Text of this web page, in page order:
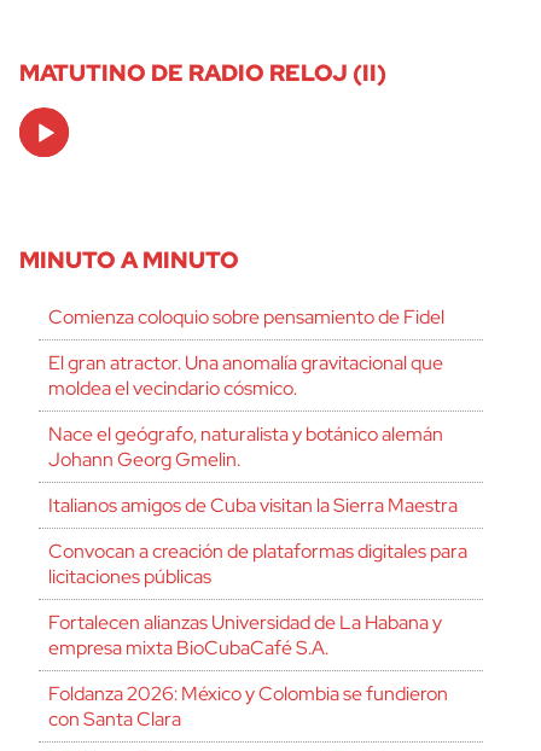
cerrar
MATUTINO DE RADIO RELOJ (II)
Audio
Player
MINUTO A MINUTO
Comienza coloquio sobre pensamiento de Fidel
El gran atractor. Una anomalía gravitacional que
moldea el vecindario cósmico.
Nace el geógrafo, naturalista y botánico alemán
Johann Georg Gmelin.
Italianos amigos de Cuba visitan la Sierra Maestra
Convocan a creación de plataformas digitales para
licitaciones públicas
Fortalecen alianzas Universidad de La Habana y
empresa mixta BioCubaCafé S.A.
Foldanza 2026: México y Colombia se fundieron
con Santa Clara